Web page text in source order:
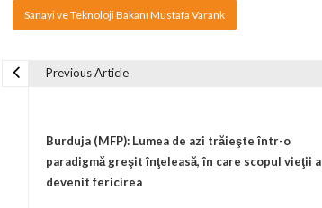
Sanayi ve Teknoloji Bakanı Mustafa Varank
Previous Article
Burduja (MFP): Lumea de azi trăieşte într-o
paradigmă greşit înţeleasă, în care scopul vieţii a
devenit fericirea